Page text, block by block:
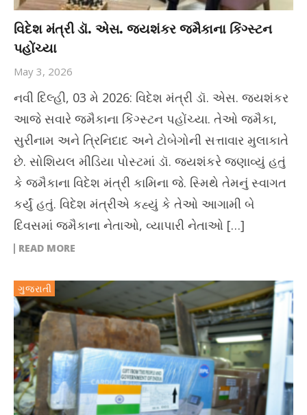
વિદેશ મંત્રી ડૉ. એસ. જયશંકર જમૈકાના કિંગ્સ્ટન
પહોંચ્યા
May 3, 2026
નવી દિલ્હી, 03 મે 2026: વિદેશ મંત્રી ડૉ. એસ. જયશંકર
આજે સવારે જમૈકાના કિંગ્સ્ટન પહોંચ્યા. તેઓ જમૈકા,
સુરીનામ અને ત્રિનિદાદ અને ટોબેગોની સત્તાવાર મુલાકાતે
છે. સોશિયલ મીડિયા પોસ્ટમાં ડૉ. જયશંકરે જણાવ્યું હતું
કે જમૈકાના વિદેશ મંત્રી કામિના જે. સ્મિથે તેમનું સ્વાગત
કર્યું હતું. વિદેશ મંત્રીએ કહ્યું કે તેઓ આગામી બે
દિવસમાં જમૈકાના નેતાઓ, વ્યાપારી નેતાઓ […]
READ MORE
ગુજરાતી